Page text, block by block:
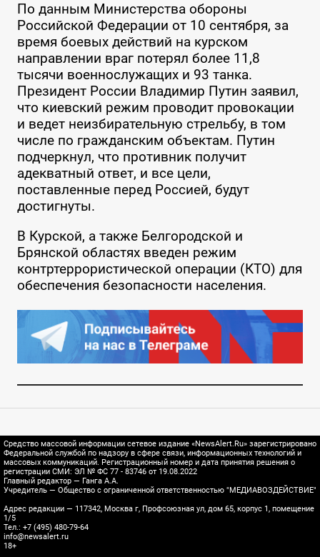
По данным Министерства обороны
Российской Федерации от 10 сентября, за
время боевых действий на курском
направлении враг потерял более 11,8
тысячи военнослужащих и 93 танка.
Президент России Владимир Путин заявил,
что киевский режим проводит провокации
и ведет неизбирательную стрельбу, в том
числе по гражданским объектам. Путин
подчеркнул, что противник получит
адекватный ответ, и все цели,
поставленные перед Россией, будут
достигнуты.
В Курской, а также Белгородской и
Брянской областях введен режим
контртеррористической операции (КТО) для
обеспечения безопасности населения.
Средство массовой информации сетевое издание «NewsAlert.Ru» зарегистрировано
Федеральной службой по надзору в сфере связи, информационных технологий и
массовых коммуникаций. Регистрационный номер и дата принятия решения о
регистрации СМИ: ЭЛ № ФС 77 - 83746 от 19.08.2022
Главный редактор — Ганга А.А.
Учредитель — Общество с ограниченной ответственностью "МЕДИАВОЗДЕЙСТВИЕ"
Адрес редакции — 117342, Москва г, Профсоюзная ул, дом 65, корпус 1, помещение
1/5
Тел.: +7 (495) 480-79-64
info@newsalert.ru
18+